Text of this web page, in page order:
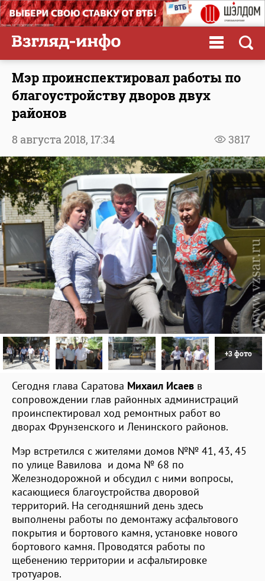
Мэр проинспектировал работы по
благоустройству дворов двух
районов
3817
8 августа 2018, 17:34
+3 фото
Сегодня глава Саратова Михаил Исаев в
сопровождении глав районных администраций
проинспектировал ход ремонтных работ во
дворах Фрунзенского и Ленинского районов.
Мэр встретился с жителями домов №№ 41, 43, 45
по улице Вавилова и дома № 68 по
Железнодорожной и обсудил с ними вопросы,
касающиеся благоустройства дворовой
территорий. На сегодняшний день здесь
выполнены работы по демонтажу асфальтового
покрытия и бортового камня, установке нового
бортового камня. Проводятся работы по
щебенению территории и асфальтировке
тротуаров.